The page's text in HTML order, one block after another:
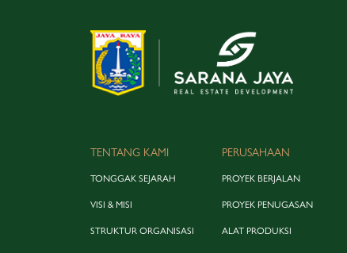
TENTANG KAMI
TONGGAK SEJARAH
VISI & MISI
STRUKTUR ORGANISASI
PERUSAHAAN
PROYEK BERJALAN
PROYEK PENUGASAN
ALAT PRODUKSI